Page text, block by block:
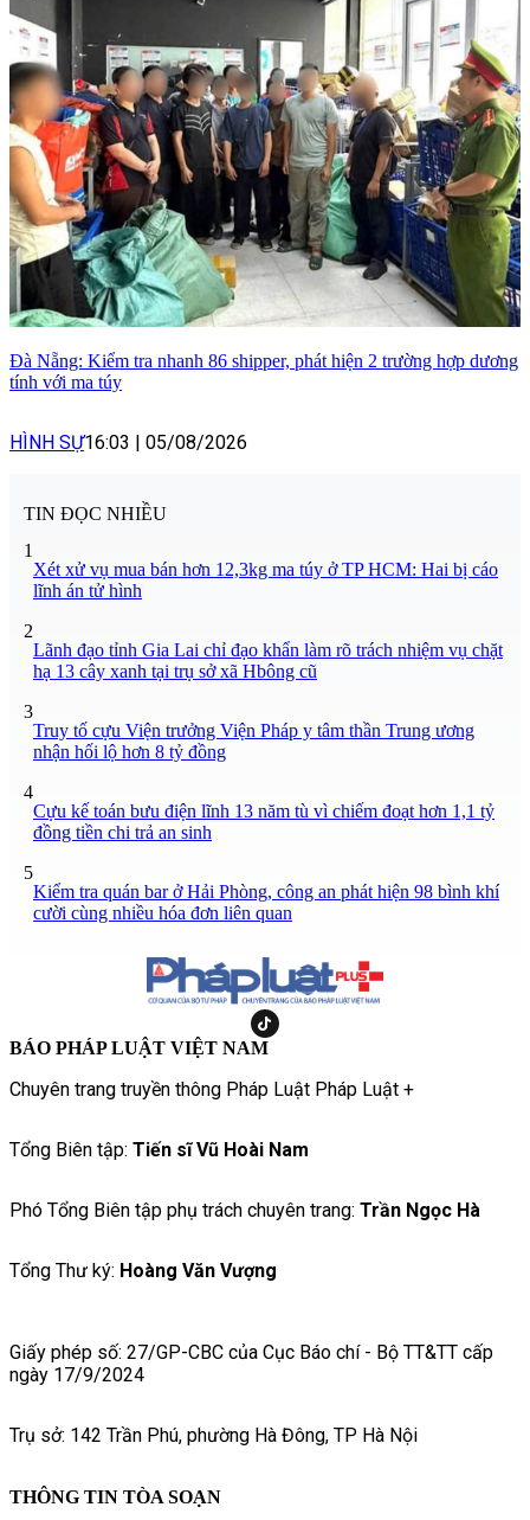
Đà Nẵng: Kiểm tra nhanh 86 shipper, phát hiện 2 trường hợp dương
tính với ma túy
HÌNH SỰ16:03 | 05/08/2026
TIN ĐỌC NHIỀU
1
Xét xử vụ mua bán hơn 12,3kg ma túy ở TP HCM: Hai bị cáo
lĩnh án tử hình
2
Lãnh đạo tỉnh Gia Lai chỉ đạo khẩn làm rõ trách nhiệm vụ chặt
hạ 13 cây xanh tại trụ sở xã Hbông cũ
3
Truy tố cựu Viện trưởng Viện Pháp y tâm thần Trung ương
nhận hối lộ hơn 8 tỷ đồng
4
Cựu kế toán bưu điện lĩnh 13 năm tù vì chiếm đoạt hơn 1,1 tỷ
đồng tiền chi trả an sinh
5
Kiểm tra quán bar ở Hải Phòng, công an phát hiện 98 bình khí
cười cùng nhiều hóa đơn liên quan
BÁO PHÁP LUẬT VIỆT NAM
Chuyên trang truyền thông Pháp Luật Pháp Luật +
Tổng Biên tập: Tiến sĩ Vũ Hoài Nam
Phó Tổng Biên tập phụ trách chuyên trang: Trần Ngọc Hà
Tổng Thư ký: Hoàng Văn Vượng
Giấy phép số: 27/GP-CBC của Cục Báo chí - Bộ TT&TT cấp
ngày 17/9/2024
Trụ sở: 142 Trần Phú, phường Hà Đông, TP Hà Nội
THÔNG TIN TÒA SOẠN